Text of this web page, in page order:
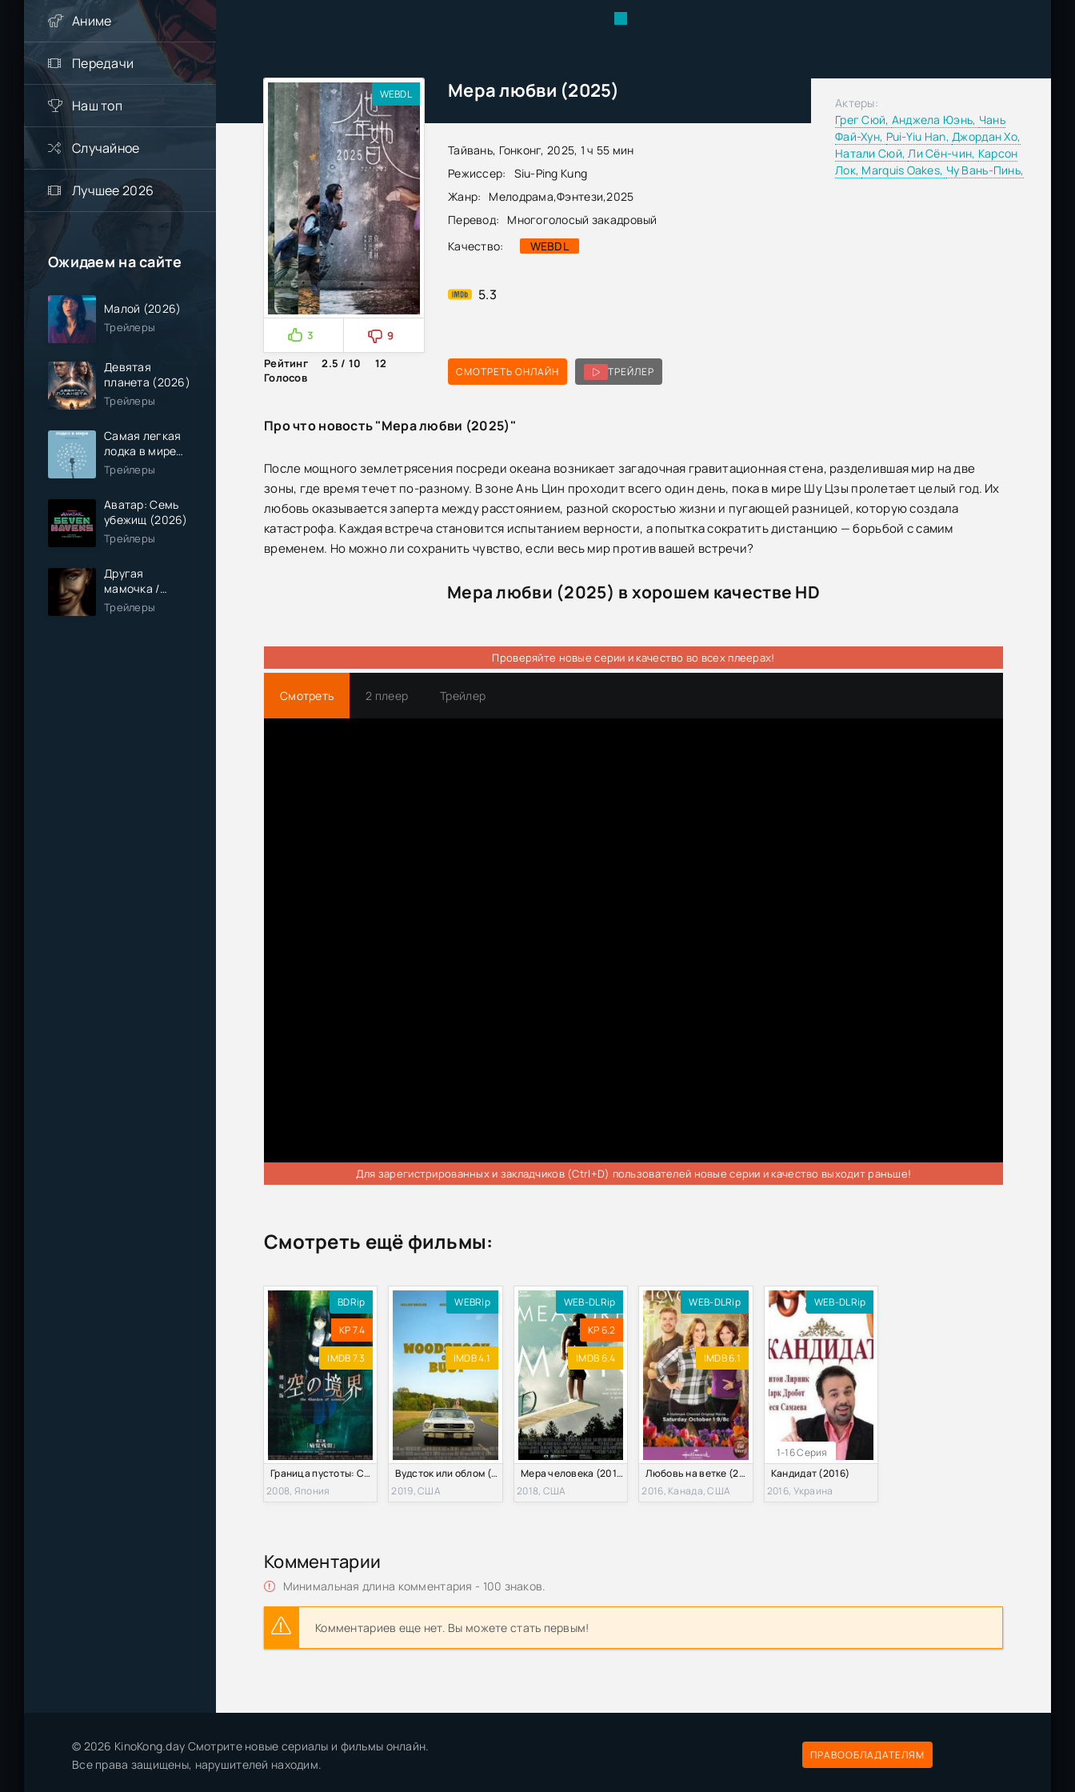
Аниме
Передачи
Наш топ
Случайное
Лучшее 2026
Ожидаем на сайте
Малой (2026)
Трейлеры
Девятая
планета (2026)
Трейлеры
Самая легкая
лодка в мире
(2026)
Трейлеры
Аватар: Семь
убежищ (2026)
Трейлеры
Другая
мамочка /
Чужая мама
(2026)
Трейлеры
Мера любви (2025)
Тайвань, Гонконг, 2025, 1 ч 55 мин
Режиссер:
Siu-Ping Kung
Жанр:
Мелодрама,Фэнтези,2025
Перевод:
Многоголосый закадровый
Качество:
WEBDL
5.3
WEBDL
3
9
Рейтинг
2.5 / 10
12
Голосов
СМОТРЕТЬ ОНЛАЙН ТРЕЙЛЕР
Актеры:
Грег Сюй, Анджела Юэнь, Чань
Фай-Хун, Pui-Yiu Han,Джордан Хо,
Натали Сюй,Ли Сён-чин, Карсон
Лок, Marquis Oakes, Чу Вань-Пинь,
Про что новость "Мера любви (2025)"
После мощного землетрясения посреди океана возникает загадочная гравитационная стена, разделившая мир на две
зоны, где время течет по-разному. В зоне Ань Цин проходит всего один день, пока в мире Шу Цзы пролетает целый год. Их
любовь оказывается заперта между расстоянием, разной скоростью жизни и пугающей разницей, которую создала
катастрофа. Каждая встреча становится испытанием верности, а попытка сократить дистанцию — борьбой с самим
временем. Но можно ли сохранить чувство, если весь мир против вашей встречи?
Мера любви (2025) в хорошем качестве HD
Проверяйте новые серии и качество во всех плеерах!
Смотреть 2 плеер Трейлер
Для зарегистрированных и закладчиков (Ctrl+D) пользователей новые серии и качество выходит раньше!
Смотреть ещё фильмы:
BDRip
KP 7.4
IMDB 7.3
Граница пустоты: Сад грешников. Фильм третий (2008)
2008, Япония
WEBRip
IMDB 4.1
Вудсток или облом (2019)
2019, США
WEB-DLRip
KP 6.2
IMDB 6.4
Мера человека (2018)
2018, США
WEB-DLRip
IMDB 6.1
Любовь на ветке (2016)
2016, Канада, США
1-16 Серия
WEB-DLRip
Кандидат (2016)
2016, Украина
Комментарии
Минимальная длина комментария - 100 знаков.
Комментариев еще нет. Вы можете стать первым!
© 2026 KinoKong.day Смотрите новые сериалы и фильмы онлайн.
Все права защищены, нарушителей находим.
ПРАВООБЛАДАТЕЛЯМ